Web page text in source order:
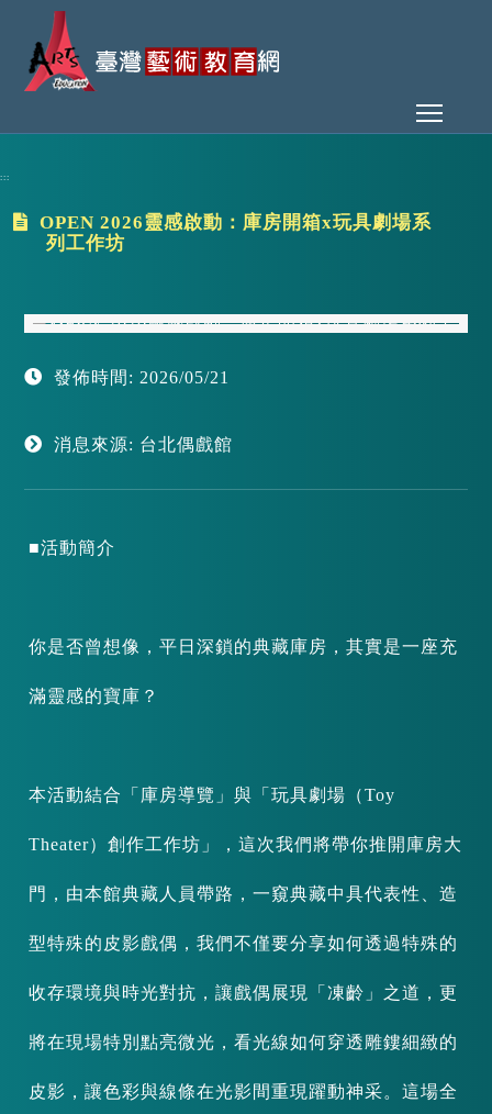
:::
OPEN 2026靈感啟動：庫房開箱x玩具劇場系
列工作坊
發佈時間: 2026/05/21
消息來源: 台北偶戲館
■活動簡介
你是否曾想像，平日深鎖的典藏庫房，其實是一座充
滿靈感的寶庫？
本活動結合「庫房導覽」與「玩具劇場（Toy
Theater）創作工作坊」，這次我們將帶你推開庫房大
門，由本館典藏人員帶路，一窺典藏中具代表性、造
型特殊的皮影戲偶，我們不僅要分享如何透過特殊的
收存環境與時光對抗，讓戲偶展現「凍齡」之道，更
將在現場特別點亮微光，看光線如何穿透雕鏤細緻的
皮影，讓色彩與線條在光影間重現躍動神采。這場全